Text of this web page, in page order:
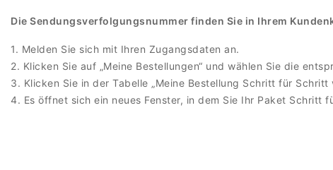
Die Sendungsverfolgungsnummer finden Sie in Ihrem
1. Melden Sie sich mit Ihren Zugangsdaten an.
2. Klicken Sie auf „Meine Bestellungen“ und wählen Sie die
3. Klicken Sie in der Tabelle „Meine Bestellung Schritt für
4. Es öffnet sich ein neues Fenster, in dem Sie Ihr Paket Schritt